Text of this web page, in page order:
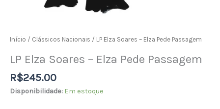
Início / Clássicos Nacionais / LP Elza Soares – Elza Pede Passagem
LP Elza Soares – Elza Pede Passagem
R$245.00
Disponibilidade: Em estoque